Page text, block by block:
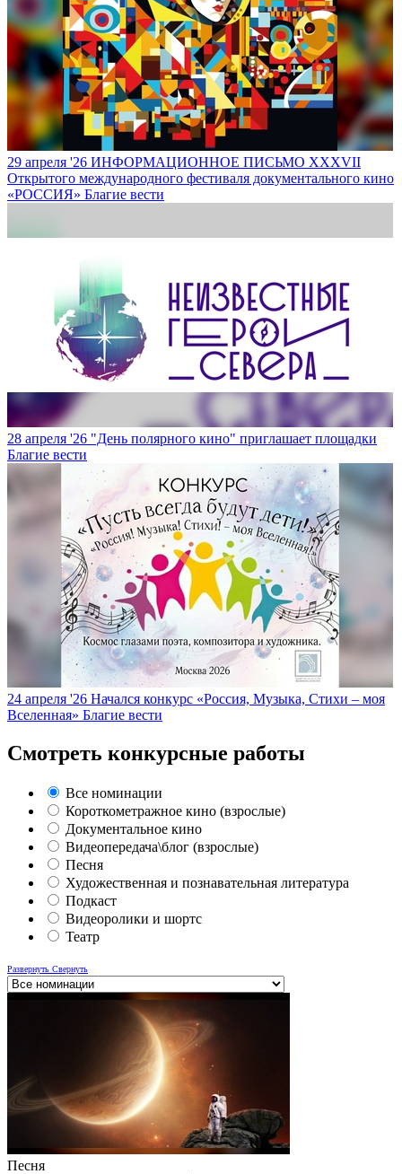
29 апреля '26 ИНФОРМАЦИОННОЕ ПИСЬМО XXXVII
Открытого международного фестиваля документального кино
«РОССИЯ» Благие вести
28 апреля '26 "День полярного кино" приглашает площадки
Благие вести
24 апреля '26 Начался конкурс «Россия, Музыка, Стихи – моя
Вселенная» Благие вести
Смотреть конкурсные работы
Все номинации
Короткометражное кино (взрослые)
Документальное кино
Видеопередача\блог (взрослые)
Песня
Художественная и познавательная литература
Подкаст
Видеоролики и шортс
Театр
Развернуть Свернуть
Песня